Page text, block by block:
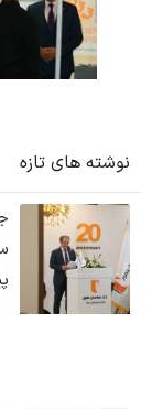
های تازه
جشن
پیشرفت